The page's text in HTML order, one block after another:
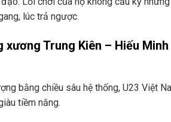
lúc trả ngược.
xương Trung Kiên – Hiếu
bằng chiều sâu hệ thống, U23 Việt
tiềm năng.